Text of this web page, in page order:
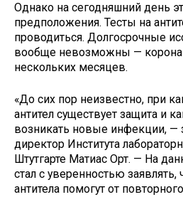
Однако на сегодняшний день
предположения. Тесты на
проводиться. Долгосрочные
вообще невозможны —
нескольких месяцев.
«До сих пор неизвестно, при
антител существует защита и
возникать новые инфекции, —
директор Института
Штутгарте Матиас Орт. — На
стал с уверенностью
антитела помогут от